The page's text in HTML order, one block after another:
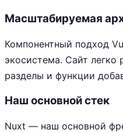
Масштабируемая
Компонентный подход
экосистема. Сайт
разделы и функции
Наш основной стек
Nuxt — наш основной